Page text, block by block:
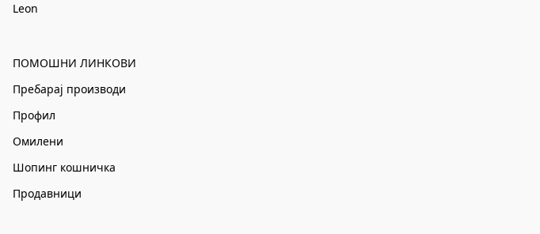
Leon
ПОМОШНИ ЛИНКОВИ
Пребарај производи
Профил
Омилени
Шопинг кошничка
Продавници